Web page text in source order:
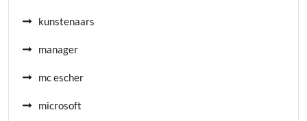
kunstenaars
manager
mc escher
microsoft